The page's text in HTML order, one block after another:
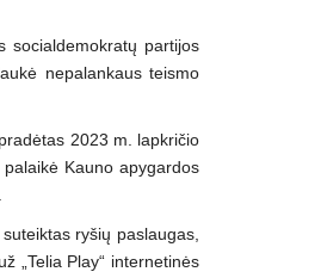
socialdemokratų partijos
nepalankaus teismo
2023 m. lapkričio
Kauno apygardos
ryšių paslaugas,
„Telia Play“ internetinės